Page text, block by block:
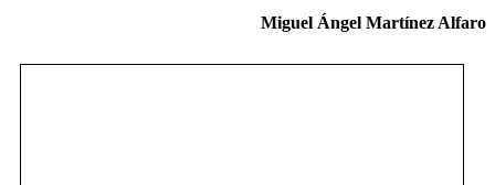
Miguel Ángel Martínez Alfaro